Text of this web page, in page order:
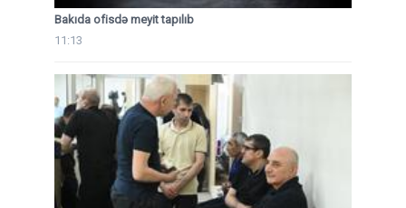
Bakıda ofisdə meyit tapılıb
11:13